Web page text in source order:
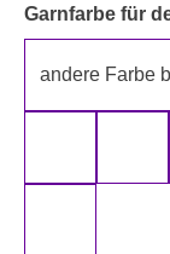
Garnfarbe für
andere Farbe